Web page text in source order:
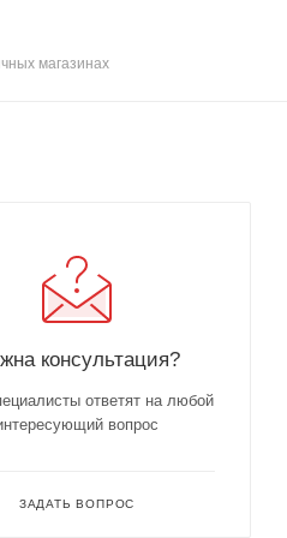
магазинах
консультация?
ответят на любой
вопрос
ЗАДАТЬ ВОПРОС